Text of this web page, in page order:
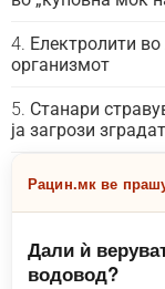
Електролити
организмот
Станари
ја загрози
Рацин.мк ве
Дали ѝ
водовод?